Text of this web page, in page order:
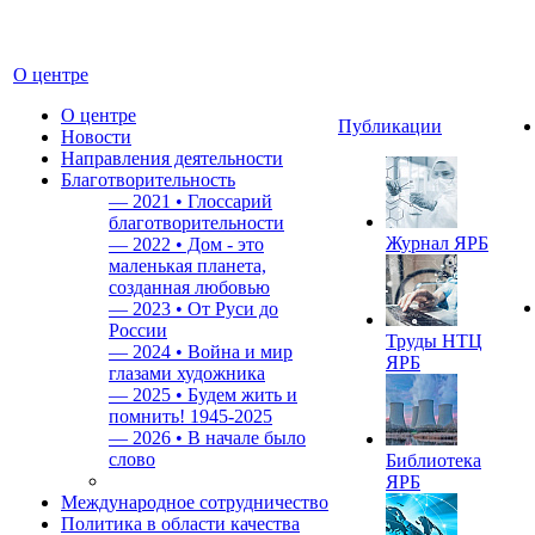
О центре
О центре
Новости
Направления деятельности
Благотворительность
— 2021 • Глоссарий
благотворительности
— 2022 • Дом - это
маленькая планета,
созданная любовью
— 2023 • От Руси до
России
— 2024 • Война и мир
глазами художника
— 2025 • Будем жить и
помнить! 1945-2025
— 2026 • В начале было
слово
Международное сотрудничество
Политика в области качества
Публикации
Журнал ЯРБ
Труды НТЦ
ЯРБ
Библиотека
ЯРБ